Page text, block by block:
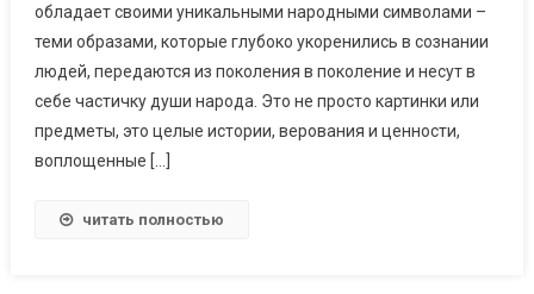
обладает своими уникальными народными символами –
теми образами, которые глубоко укоренились в сознании
людей, передаются из поколения в поколение и несут в
себе частичку души народа. Это не просто картинки или
предметы, это целые истории, верования и ценности,
воплощенные […]
читать полностью